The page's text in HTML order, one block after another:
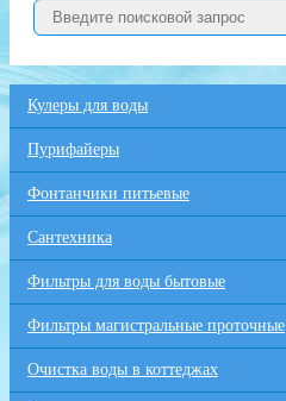
Кулеры для воды
Пурифайеры
Фонтанчики питьевые
Сантехника
Фильтры для воды бытовые
Фильтры магистральные проточные
Очистка воды в коттеджах